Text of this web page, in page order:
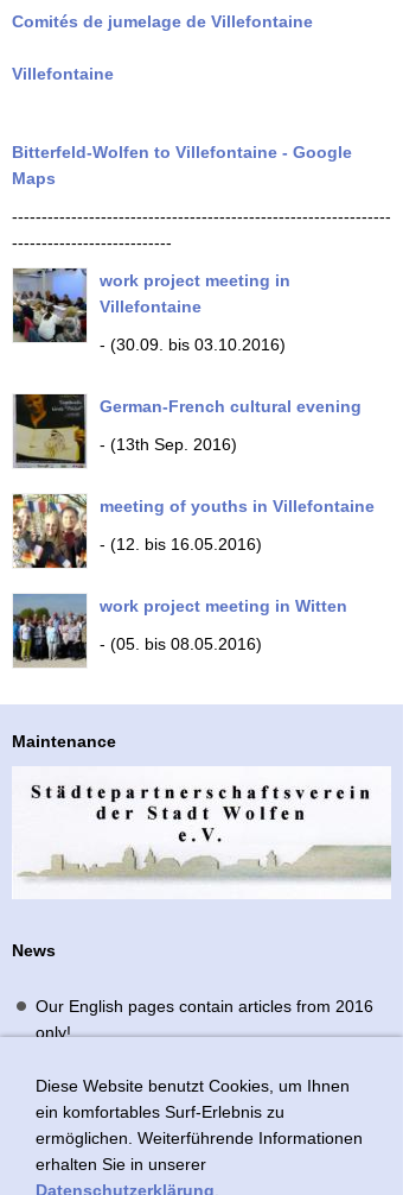
Comités de jumelage de Villefontaine
Villefontaine
Bitterfeld-Wolfen to Villefontaine - Google
Maps
----------------------------------------------------------------
---------------------------
work project meeting in
Villefontaine
- (30.09. bis 03.10.2016)
German-French cultural evening
- (13th Sep. 2016)
meeting of youths in Villefontaine
- (12. bis 16.05.2016)
work project meeting in Witten
- (05. bis 08.05.2016)
Maintenance
News
Our English pages contain articles from 2016
only!
deutsche Seiten
Diese Website benutzt Cookies, um Ihnen
ein komfortables Surf-Erlebnis zu
ermöglichen. Weiterführende Informationen
erhalten Sie in unserer
Datenschutzerklärung